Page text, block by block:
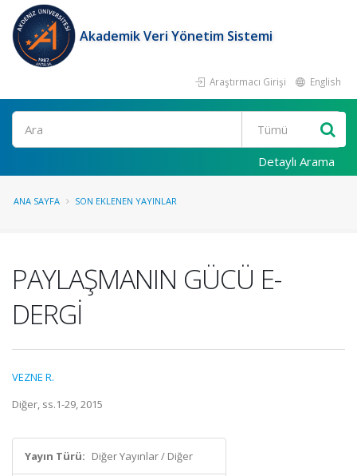
Akademik Veri Yönetim Sistemi
Araştırmacı Girişi English
Ara
Detaylı Arama
ANA SAYFA SON EKLENEN YAYINLAR
PAYLAŞMANIN GÜCÜ E-
DERGİ
VEZNE R.
Diğer, ss.1-29, 2015
Yayın Türü: Diğer Yayınlar / Diğer